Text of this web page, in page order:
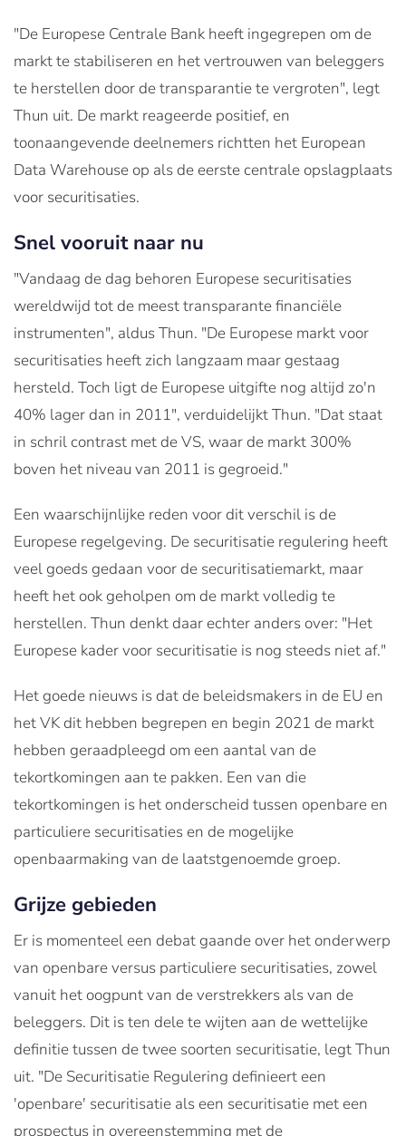
"De Europese Centrale Bank heeft ingegrepen om de
markt te stabiliseren en het vertrouwen van beleggers
te herstellen door de transparantie te vergroten", legt
Thun uit. De markt reageerde positief, en
toonaangevende deelnemers richtten het European
Data Warehouse op als de eerste centrale opslagplaats
voor securitisaties.
Snel vooruit naar nu
"Vandaag de dag behoren Europese securitisaties
wereldwijd tot de meest transparante financiële
instrumenten", aldus Thun. "De Europese markt voor
securitisaties heeft zich langzaam maar gestaag
hersteld. Toch ligt de Europese uitgifte nog altijd zo'n
40% lager dan in 2011", verduidelijkt Thun. "Dat staat
in schril contrast met de VS, waar de markt 300%
boven het niveau van 2011 is gegroeid."
Een waarschijnlijke reden voor dit verschil is de
Europese regelgeving. De securitisatie regulering heeft
veel goeds gedaan voor de securitisatiemarkt, maar
heeft het ook geholpen om de markt volledig te
herstellen. Thun denkt daar echter anders over: "Het
Europese kader voor securitisatie is nog steeds niet af."
Het goede nieuws is dat de beleidsmakers in de EU en
het VK dit hebben begrepen en begin 2021 de markt
hebben geraadpleegd om een aantal van de
tekortkomingen aan te pakken. Een van die
tekortkomingen is het onderscheid tussen openbare en
particuliere securitisaties en de mogelijke
openbaarmaking van de laatstgenoemde groep.
Grijze gebieden
Er is momenteel een debat gaande over het onderwerp
van openbare versus particuliere securitisaties, zowel
vanuit het oogpunt van de verstrekkers als van de
beleggers. Dit is ten dele te wijten aan de wettelijke
definitie tussen de twee soorten securitisatie, legt Thun
uit. "De Securitisatie Regulering definieert een
'openbare' securitisatie als een securitisatie met een
prospectus in overeenstemming met de